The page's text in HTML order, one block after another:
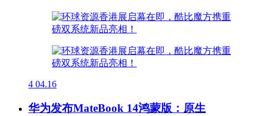
4 04.16
华为发布MateBook 14鸿蒙版：原生